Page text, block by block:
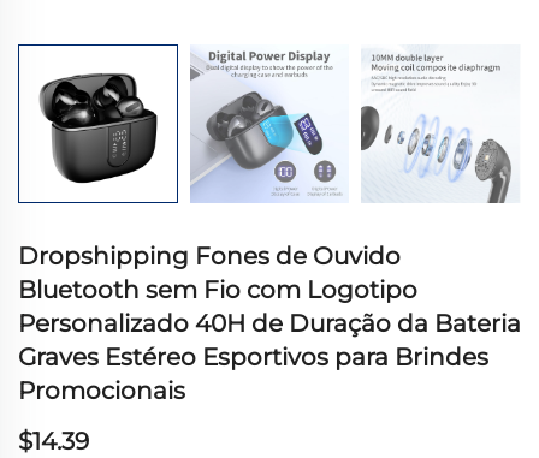
Dropshipping Fones de Ouvido
Bluetooth sem Fio com Logotipo
Personalizado 40H de Duração da Bateria
Graves Estéreo Esportivos para Brindes
Promocionais
$14.39